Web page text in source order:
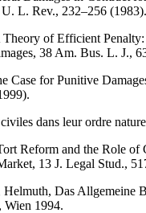
L. Rev., 232–256 (1983).
of Efficient
38 Am. Bus. L. J.,
Case for Punitive
dans leur ordre
Reform and the Role of
13 J. Legal Stud.,
Helmuth, Das Allgemeine
Wien 1994.